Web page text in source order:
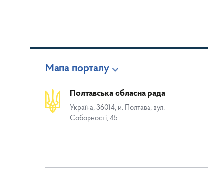
Мапа порталу
Полтавська обласна рада
Україна, 36014, м. Полтава, вул.
Соборності, 45